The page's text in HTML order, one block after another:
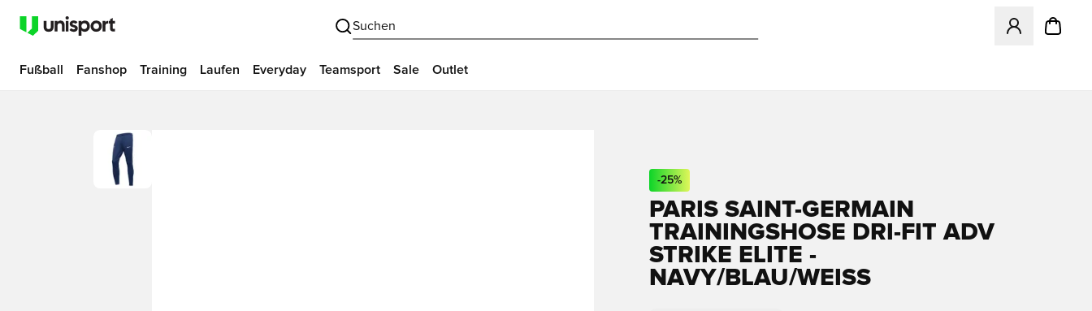
Suchen
Öffnet ein
Fußball Fanshop Training Laufen Everyday Teamsport Sale Outlet
-25%
PARIS SAINT-GERMAIN
TRAININGSHOSE DRI-FIT ADV
STRIKE ELITE -
NAVY/BLAU/WEISS